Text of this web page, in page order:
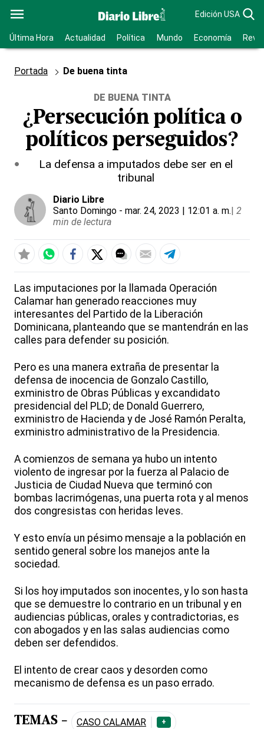
Edición USA
Última Hora Actualidad Política Mundo Economía
Portada De buena tinta
DE BUENA TINTA
¿Persecución política o
políticos perseguidos?
La defensa a imputados debe ser en el
tribunal
Diario Libre
Santo Domingo - mar. 24, 2023 | 12:01 a. m.| 2
min de lectura
Las imputaciones por la llamada Operación
Calamar han generado reacciones muy
interesantes del Partido de la Liberación
Dominicana, planteando que se mantendrán en las
calles para defender su posición.
Pero es una manera extraña de presentar la
defensa de inocencia de Gonzalo Castillo,
exministro de Obras Públicas y excandidato
presidencial del PLD; de Donald Guerrero,
exministro de Hacienda y de José Ramón Peralta,
exministro administrativo de la Presidencia.
A comienzos de semana ya hubo un intento
violento de ingresar por la fuerza al Palacio de
Justicia de Ciudad Nueva que terminó con
bombas lacrimógenas, una puerta rota y al menos
dos congresistas con heridas leves.
Y esto envía un pésimo mensaje a la población en
sentido general sobre los manejos ante la
sociedad.
Si los hoy imputados son inocentes, y lo son hasta
que se demuestre lo contrario en un tribunal y en
audiencias públicas, orales y contradictorias, es
con abogados y en las salas audiencias como
deben ser defendidos.
El intento de crear caos y desorden como
mecanismo de defensa es un paso errado.
TEMAS - CASO CALAMAR +